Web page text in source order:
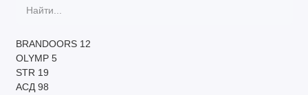
BRANDOORS 12
OLYMP 5
STR 19
АСД 98